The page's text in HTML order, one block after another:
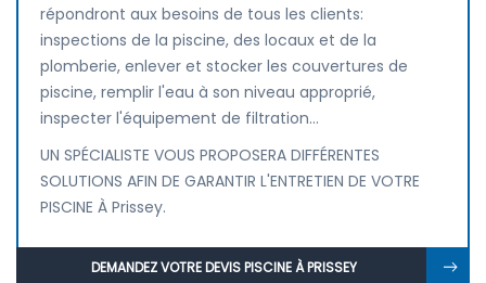
répondront aux besoins de tous les clients:
inspections de la piscine, des locaux et de la
plomberie, enlever et stocker les couvertures de
piscine, remplir l'eau à son niveau approprié,
inspecter l'équipement de filtration...
UN SPÉCIALISTE VOUS PROPOSERA DIFFÉRENTES
SOLUTIONS AFIN DE GARANTIR L'ENTRETIEN DE VOTRE
PISCINE À Prissey.
DEMANDEZ VOTRE DEVIS PISCINE À PRISSEY